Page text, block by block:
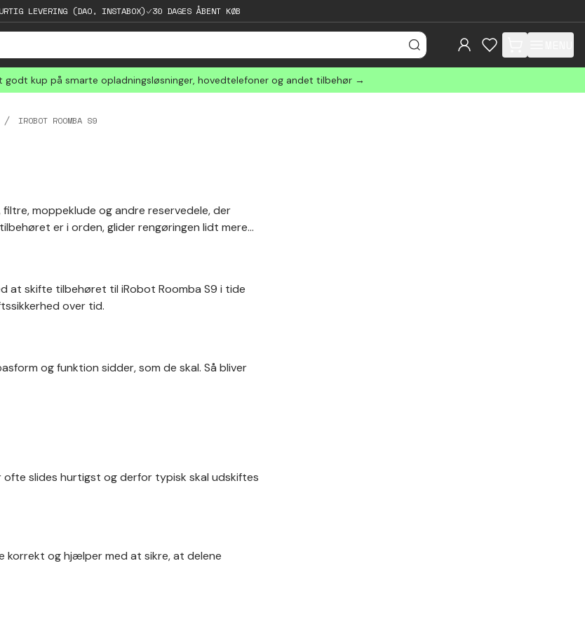
LEVERING (DAO, INSTABOX) 30 DAGES ÅBENT KØB
items in cart, view
kup på smarte opladningsløsninger, hovedtelefoner og andet tilbehør →
IROBOT ROOMBA S9
moppeklude og andre reservedele, der
er i orden, glider rengøringen lidt mere
at skifte tilbehøret til iRobot Roomba S9 i tide
over tid.
og funktion sidder, som de skal. Så bliver
slides hurtigst og derfor typisk skal udskiftes
og hjælper med at sikre, at delene